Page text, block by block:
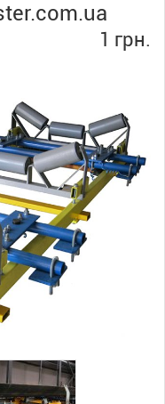
1 грн.